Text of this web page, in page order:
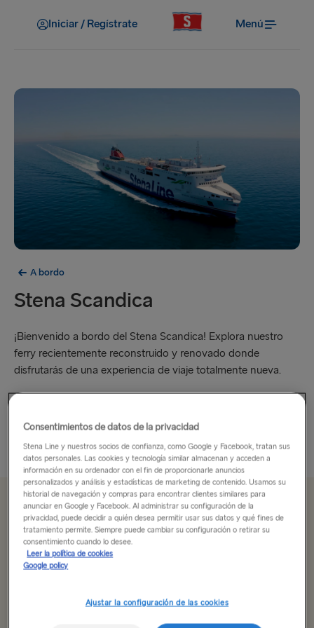
Iniciar / Regístrate Menú
A bordo
Stena Scandica
¡Bienvenido a bordo del Stena Scandica! Explora nuestro
ferry recientemente reconstruido y renovado donde
disfrutarás de una experiencia de viaje totalmente nueva.
siéntate en el bar y disfruta de las...
Leer más
Desde 94.00€ solo ida, coche, conductor y asiento
Ruta
Consentimientos de datos de la privacidad
Stena Line y nuestros socios de confianza, como Google y Facebook, tratan sus
datos personales. Las cookies y tecnología similar almacenan y acceden a
información en su ordenador con el fin de proporcionarle anuncios
personalizados y análisis y estadísticas de marketing de contenido. Usamos su
historial de navegación y compras para encontrar clientes similares para
anunciar en Google y Facebook. Al administrar su configuración de la
privacidad, puede decidir a quién desea permitir usar sus datos y qué fines de
tratamiento permite. Siempre puede cambiar su configuración o retirar su
consentimiento cuando lo desee.
Leer la política de cookies
Google policy
Ajustar la configuración de las cookies